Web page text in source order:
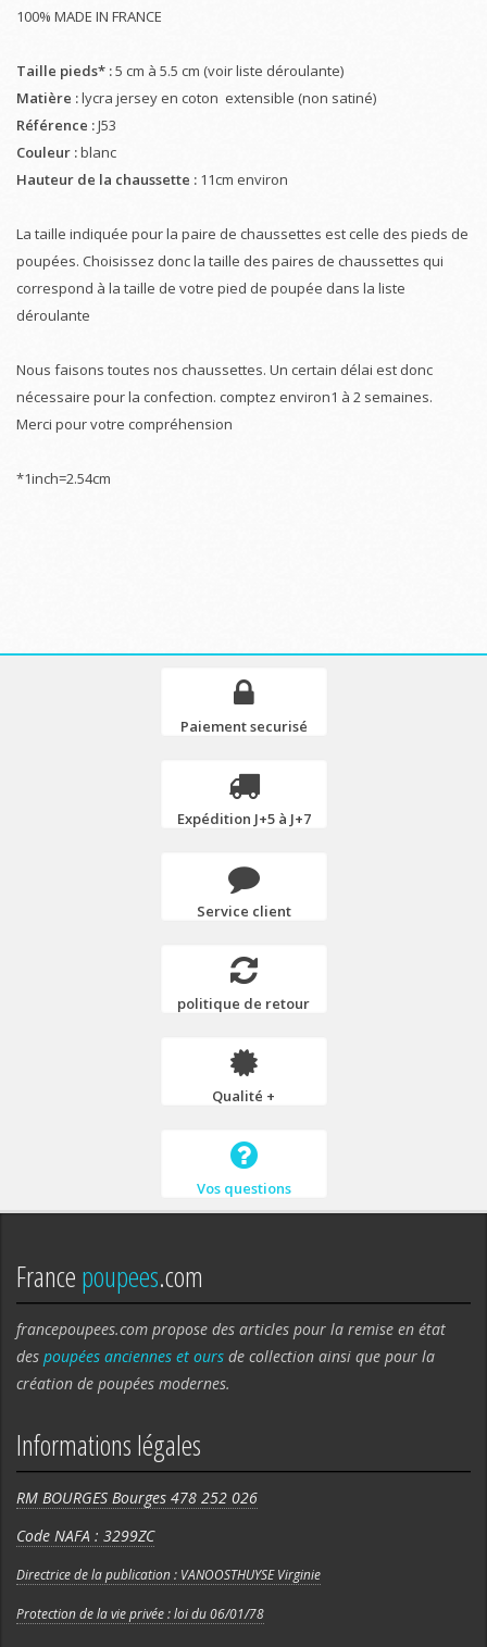
100% MADE IN FRANCE
Taille pieds* :5 cm à 5.5 cm (voir liste déroulante)
Matière :lycra jersey en coton extensible (non satiné)
Référence :J53
Couleur :blanc
Hauteur de la chaussette : 11cm environ
La taille indiquée pour la paire de chaussettes est celle des pieds de
poupées. Choisissez donc la taille des paires de chaussettes qui
correspond à la taille de votre pied de poupée dans la liste
déroulante
Nous faisons toutes nos chaussettes. Un certain délai est donc
nécessaire pour la confection. comptez environ1 à 2 semaines.
Merci pour votre compréhension
*1inch=2.54cm
Paiement securisé
Expédition J+5 à J+7
Service client
politique de retour
Qualité +
Vos questions
Francepoupees.com
francepoupees.com propose des articles pour la remise en état
des poupées anciennes et ours de collection ainsi que pour la
création de poupées modernes.
Informations légales
RM BOURGES Bourges 478 252 026
Code NAFA : 3299ZC
Directrice de la publication : VANOOSTHUYSE Virginie
Protection de la vie privée : loi du 06/01/78